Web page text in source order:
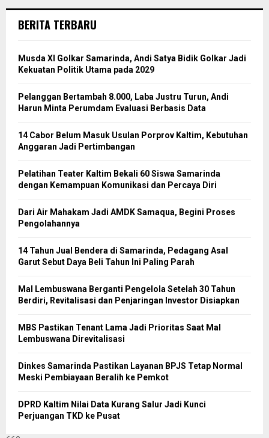
BERITA TERBARU
Musda XI Golkar Samarinda, Andi Satya Bidik Golkar Jadi
Kekuatan Politik Utama pada 2029
Pelanggan Bertambah 8.000, Laba Justru Turun, Andi
Harun Minta Perumdam Evaluasi Berbasis Data
14 Cabor Belum Masuk Usulan Porprov Kaltim, Kebutuhan
Anggaran Jadi Pertimbangan
Pelatihan Teater Kaltim Bekali 60 Siswa Samarinda
dengan Kemampuan Komunikasi dan Percaya Diri
Dari Air Mahakam Jadi AMDK Samaqua, Begini Proses
Pengolahannya
14 Tahun Jual Bendera di Samarinda, Pedagang Asal
Garut Sebut Daya Beli Tahun Ini Paling Parah
Mal Lembuswana Berganti Pengelola Setelah 30 Tahun
Berdiri, Revitalisasi dan Penjaringan Investor Disiapkan
MBS Pastikan Tenant Lama Jadi Prioritas Saat Mal
Lembuswana Direvitalisasi
Dinkes Samarinda Pastikan Layanan BPJS Tetap Normal
Meski Pembiayaan Beralih ke Pemkot
DPRD Kaltim Nilai Data Kurang Salur Jadi Kunci
Perjuangan TKD ke Pusat